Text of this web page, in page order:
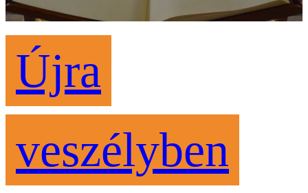
Újra
veszélyben